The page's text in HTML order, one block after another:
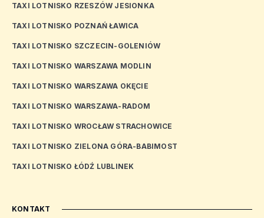
TAXI LOTNISKO RZESZÓW JESIONKA
TAXI LOTNISKO POZNAŃ ŁAWICA
TAXI LOTNISKO SZCZECIN-GOLENIÓW
TAXI LOTNISKO WARSZAWA MODLIN
TAXI LOTNISKO WARSZAWA OKĘCIE
TAXI LOTNISKO WARSZAWA-RADOM
TAXI LOTNISKO WROCŁAW STRACHOWICE
TAXI LOTNISKO ZIELONA GÓRA-BABIMOST
TAXI LOTNISKO ŁÓDŹ LUBLINEK
KONTAKT